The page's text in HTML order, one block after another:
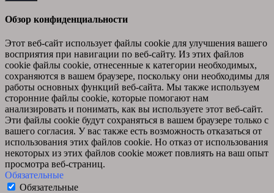
Обзор конфиденциальности
Этот веб-сайт использует файлы cookie для улучшения вашего
восприятия при навигации по веб-сайту. Из этих файлов
cookie файлы cookie, отнесенные к категории необходимых,
сохраняются в вашем браузере, поскольку они необходимы для
работы основных функций веб-сайта. Мы также используем
сторонние файлы cookie, которые помогают нам
анализировать и понимать, как вы используете этот веб-сайт.
Эти файлы cookie будут сохраняться в вашем браузере только с
вашего согласия. У вас также есть возможность отказаться от
использования этих файлов cookie. Но отказ от использования
некоторых из этих файлов cookie может повлиять на ваш опыт
просмотра веб-страниц.
Обязательные
Обязательные